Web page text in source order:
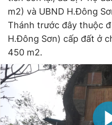
m2) và UBND H.Đông
Thánh trước đây thuộc
H.Đông Sơn) cấp đất ở
450 m2.